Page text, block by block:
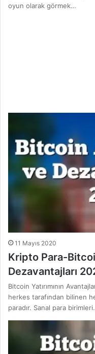
oyun olarak görmek…
11 Mayıs 2020
Kripto Para-
Dezavantajları
Bitcoin Yatırımının
herkes tarafından bilinen
paradır. Sanal para